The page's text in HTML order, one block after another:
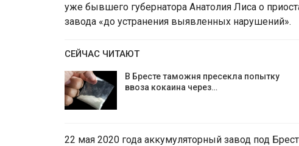
уже бывшего губернатора Анатолия Лиса о
завода «до устранения выявленных нарушений».
СЕЙЧАС ЧИТАЮТ
В Бресте таможня пресекла попытку
ввоза кокаина через…
22 мая 2020 года аккумуляторный завод под